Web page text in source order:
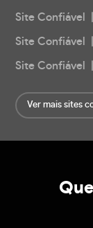
Site Confiável
Site Confiável
Site Confiável
Ver mais sites